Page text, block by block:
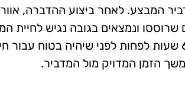
המבצע. לאחר ביצוע ההדברה,
ונמצאים בגובה נגיש לחיית
מומלץ להמתין גם 6-8 שעות לפחות לפני שיהיה
הזמן המדויק מול המדביר.